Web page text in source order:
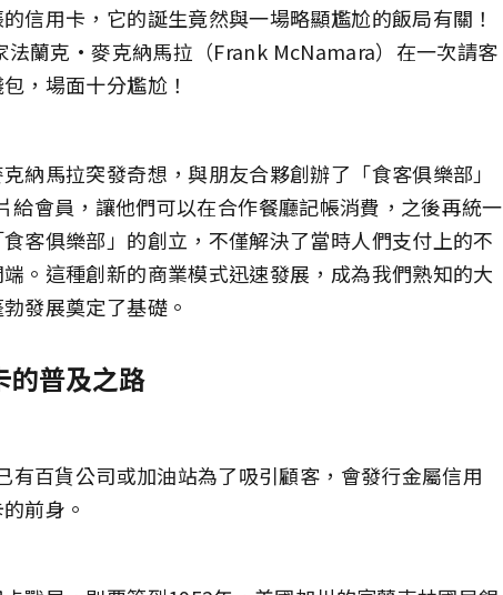
信用卡，它的誕生竟然與一場略顯尷尬的飯局有關！
法蘭克·麥克納馬拉（Frank McNamara）在一次請客
，場面十分尷尬！
納馬拉突發奇想，與朋友合夥創辦了「食客俱樂部」
給會員，讓他們可以在合作餐廳記帳消費，之後再統一
客俱樂部」的創立，不僅解決了當時人們支付上的不
。這種創新的商業模式迅速發展，成為我們熟知的大
發展奠定了基礎。
的普及之路
有百貨公司或加油站為了吸引顧客，會發行金屬信用
前身。